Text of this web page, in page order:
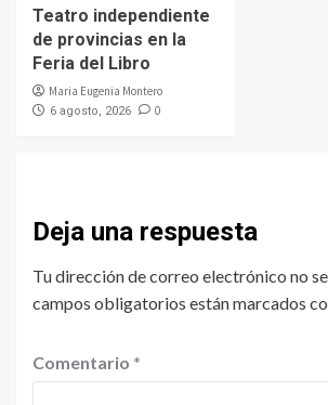
Teatro independiente
de provincias en la
Feria del Libro
Maria Eugenia Montero
6 agosto, 2026 0
Deja una respuesta
Tu dirección de correo electrónico no
campos obligatorios están marcados
Comentario *